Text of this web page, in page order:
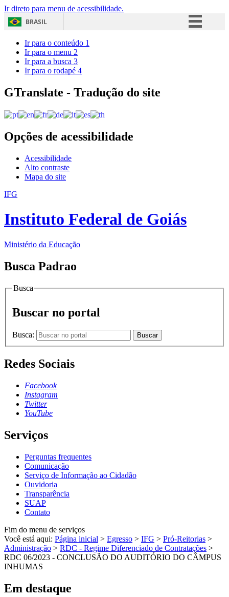
Ir direto para menu de acessibilidade.
BRASIL
Acesso à informação
Ir para o conteúdo 1
Ir para o menu 2
Ir para a busca 3
Ir para o rodapé 4
GTranslate - Tradução do site
Opções de acessibilidade
Acessibilidade
Alto contraste
Mapa do site
IFG
Instituto Federal de Goiás
Ministério da Educação
Busca Padrao
Busca
Buscar no portal
Busca: Buscar
Redes Sociais
Facebook
Instagram
Twitter
YouTube
Serviços
Perguntas frequentes
Comunicação
Serviço de Informação ao Cidadão
Ouvidoria
Transparência
SUAP
Contato
Fim do menu de serviços
Você está aqui: Página inicial > Egresso > IFG > Pró-Reitorias >
Administração > RDC - Regime Diferenciado de Contratações >
RDC 06/2023 - CONCLUSÃO DO AUDITÓRIO DO CÂMPUS
INHUMAS
Em destaque